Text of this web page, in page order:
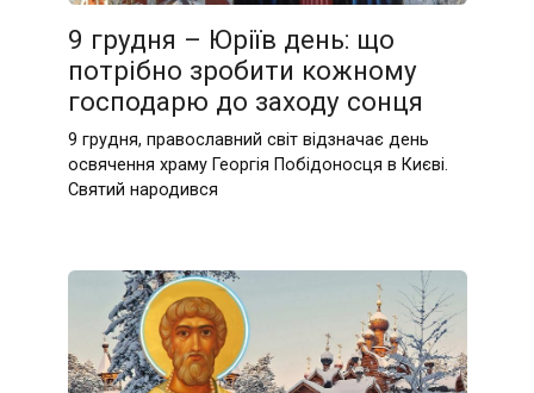
9 грудня – Юріїв день: що
потрібно зробити кожному
господарю до заходу сонця
9 грудня, православний світ відзначає день
освячення храму Георгія Побідоносця в Києві.
Святий народився